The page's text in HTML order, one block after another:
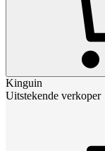
Kinguin
Uitstekende verkoper